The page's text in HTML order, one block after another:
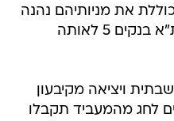
את מניותיהם נהנה
מעלייה של כ-86% במדד ת"א בנקים 5 לאותה
ויציאה מקיבעון
לחג מהמעביד תקבלו